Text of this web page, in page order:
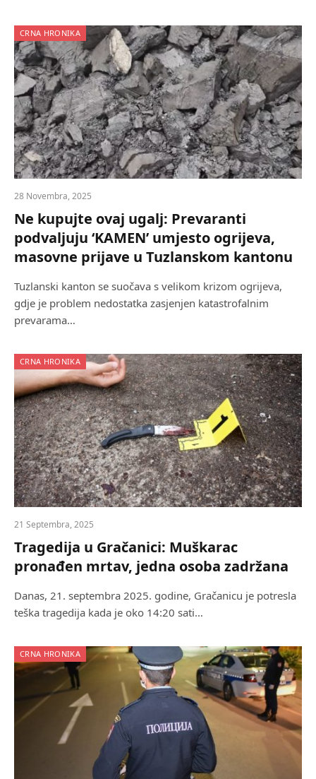
CRNA HRONIKA
28 Novembra, 2025
Ne kupujte ovaj ugalj: Prevaranti
podvaljuju ‘KAMEN’ umjesto ogrijeva,
masovne prijave u Tuzlanskom kantonu
Tuzlanski kanton se suočava s velikom krizom ogrijeva,
gdje je problem nedostatka zasjenjen katastrofalnim
prevarama…
CRNA HRONIKA
21 Septembra, 2025
Tragedija u Gračanici: Muškarac
pronađen mrtav, jedna osoba zadržana
Danas, 21. septembra 2025. godine, Gračanicu je potresla
teška tragedija kada je oko 14:20 sati…
CRNA HRONIKA